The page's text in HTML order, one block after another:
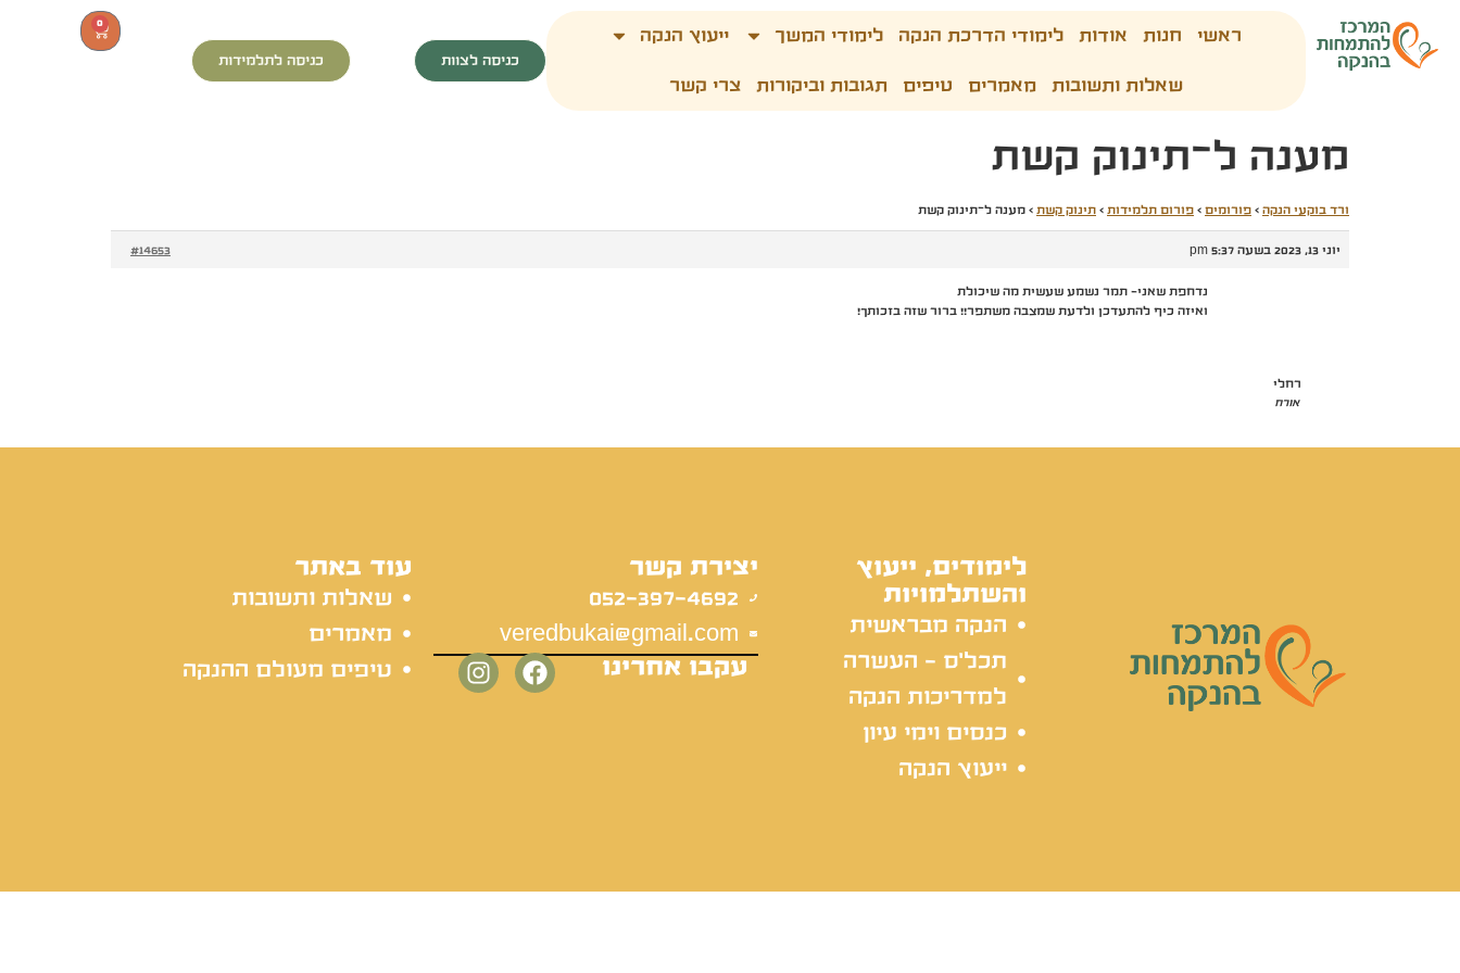
ראשי חנות אודות לימודי הדרכת הנקה לימודי המשך ייעוץ הנקה
שאלות ותשובות מאמרים טיפים תגובות וביקורות צרי קשר
כניסה לצוות כניסה לתלמידות
0
מענה ל־תינוק קשת
ורד בוקעי הנקה › פורומים › פורום תלמידות › תינוק קשת › מענה ל־תינוק קשת
יוני 13, 2023 בשעה 5:37 pm #14653
רחלי
אורח
נדחפת שאני- תמר נשמע שעשית מה שיכולת
ואיזה כיף להתעדכן ולדעת שמצבה משתפר!! ברור שזה בזכותך!
לימודים, ייעוץ
והשתלמויות
הנקה מבראשית
תכל'ס - העשרה
למדריכות הנקה
כנסים וימי עיון
ייעוץ הנקה
יצירת קשר
052-397-4692
veredbukai@gmail.com
עקבו אחרינו
עוד באתר
שאלות ותשובות
מאמרים
טיפים מעולם ההנקה